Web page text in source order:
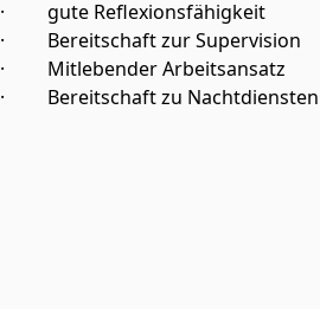
· gute Reflexionsfähigkeit
· Bereitschaft zur Supervision
· Mitlebender Arbeitsansatz
· Bereitschaft zu Nachtdiensten